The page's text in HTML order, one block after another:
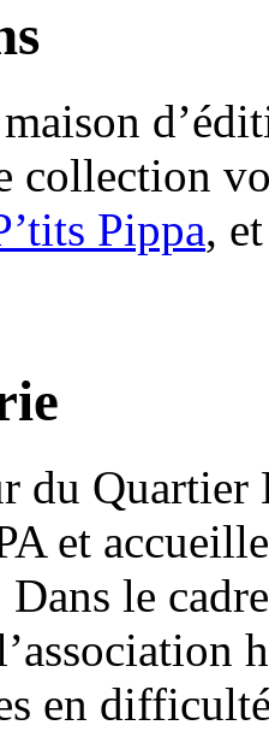
collection
Pippa,
du Quartier
et
Dans le
en